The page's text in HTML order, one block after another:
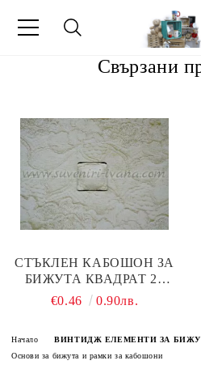
ЗА
Свързани
СТЪКЛЕН КАБОШОН ЗА
БИЖУТА КВАДРАТ 25
ММ
€0.46 0.90лв.
Начало
ВИНТИДЖ ЕЛЕМЕНТИ ЗА
Основи за бижута и рамки за кабошони